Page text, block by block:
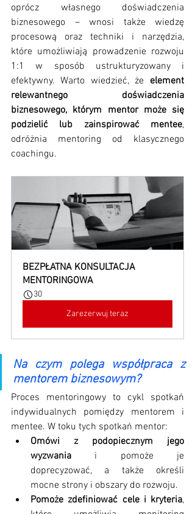
oprócz własnego doświadczenia
biznesowego – wnosi także wiedzę
procesową oraz techniki i narzędzia,
które umożliwiają prowadzenie rozwoju
1:1 w sposób ustrukturyzowany i
efektywny. Warto wiedzieć, że element
relewantnego doświadczenia
biznesowego, którym mentor może się
podzielić lub zainspirować mentee,
odróżnia mentoring od klasycznego
coachingu.
BEZPŁATNA KONSULTACJA
MENTORINGOWA
30
Zarezerwuj teraz
Na czym polega współpraca z
mentorem biznesowym?
Proces mentoringowy to cykl spotkań
indywidualnych pomiędzy mentorem i
mentee. W toku tych spotkań mentor:
Omówi z podopiecznym jego
wyzwania i pomoże je
doprecyzować, a także określi
mocne strony i obszary do rozwoju.
Pomoże zdefiniować cele i kryteria,